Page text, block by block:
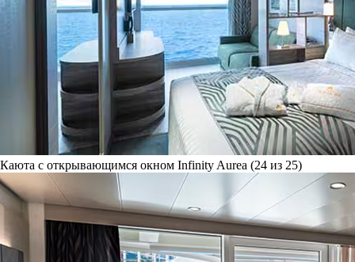
Каюта с открывающимся окном Infinity Aurea (24 из 25)